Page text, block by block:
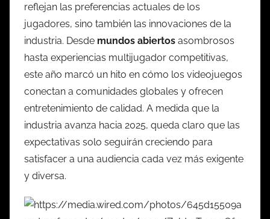
reflejan las preferencias actuales de los
jugadores, sino también las innovaciones de la
industria. Desde mundos abiertos asombrosos
hasta experiencias multijugador competitivas,
este año marcó un hito en cómo los videojuegos
conectan a comunidades globales y ofrecen
entretenimiento de calidad. A medida que la
industria avanza hacia 2025, queda claro que las
expectativas solo seguirán creciendo para
satisfacer a una audiencia cada vez más exigente
y diversa.